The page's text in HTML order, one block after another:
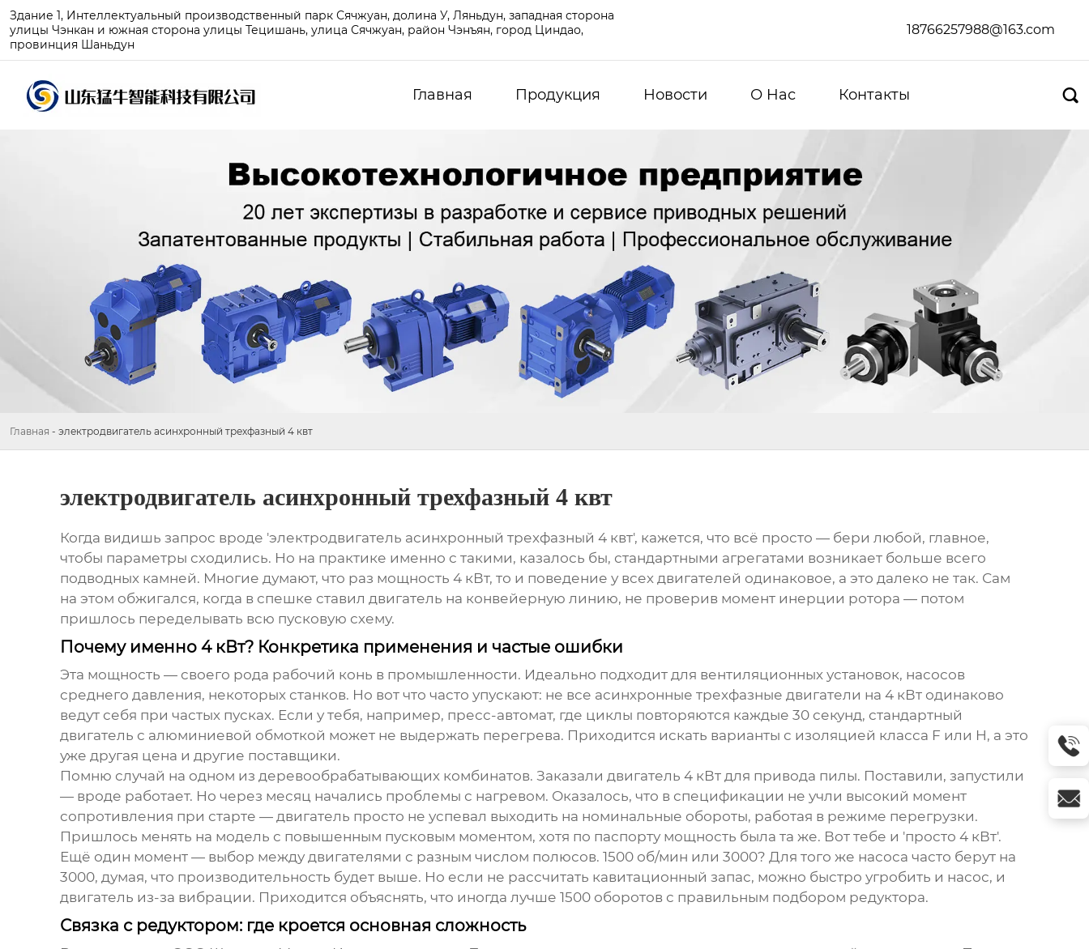
Здание 1, Интеллектуальный производственный парк Сячжуан, долина У, Ляньдун, западная сторона
улицы Чэнкан и южная сторона улицы Тецишань, улица Сячжуан, район Чэнъян, город Циндао,
провинция Шаньдун
18766257988@163.com
Главная Продукция Новости О Hас Контакты 
Главная - электродвигатель асинхронный трехфазный 4 квт
электродвигатель асинхронный трехфазный 4 квт
Когда видишь запрос вроде 'электродвигатель асинхронный трехфазный 4 квт', кажется, что всё просто — бери любой, главное,
чтобы параметры сходились. Но на практике именно с такими, казалось бы, стандартными агрегатами возникает больше всего
подводных камней. Многие думают, что раз мощность 4 кВт, то и поведение у всех двигателей одинаковое, а это далеко не так. Сам
на этом обжигался, когда в спешке ставил двигатель на конвейерную линию, не проверив момент инерции ротора — потом
пришлось переделывать всю пусковую схему.
Почему именно 4 кВт? Конкретика применения и частые ошибки
Эта мощность — своего рода рабочий конь в промышленности. Идеально подходит для вентиляционных установок, насосов
среднего давления, некоторых станков. Но вот что часто упускают: не все асинхронные трехфазные двигатели на 4 кВт одинаково
ведут себя при частых пусках. Если у тебя, например, пресс-автомат, где циклы повторяются каждые 30 секунд, стандартный
двигатель с алюминиевой обмоткой может не выдержать перегрева. Приходится искать варианты с изоляцией класса F или H, а это
уже другая цена и другие поставщики.
Помню случай на одном из деревообрабатывающих комбинатов. Заказали двигатель 4 кВт для привода пилы. Поставили, запустили
— вроде работает. Но через месяц начались проблемы с нагревом. Оказалось, что в спецификации не учли высокий момент
сопротивления при старте — двигатель просто не успевал выходить на номинальные обороты, работая в режиме перегрузки.
Пришлось менять на модель с повышенным пусковым моментом, хотя по паспорту мощность была та же. Вот тебе и 'просто 4 кВт'.
Ещё один момент — выбор между двигателями с разным числом полюсов. 1500 об/мин или 3000? Для того же насоса часто берут на
3000, думая, что производительность будет выше. Но если не рассчитать кавитационный запас, можно быстро угробить и насос, и
двигатель из-за вибрации. Приходится объяснять, что иногда лучше 1500 оборотов с правильным подбором редуктора.
Связка с редуктором: где кроется основная сложность